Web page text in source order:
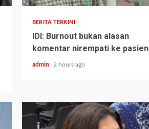
BERITA TERKINI
IDI: Burnout bukan alasan
komentar nirempati ke pasien
admin 2 hours ago